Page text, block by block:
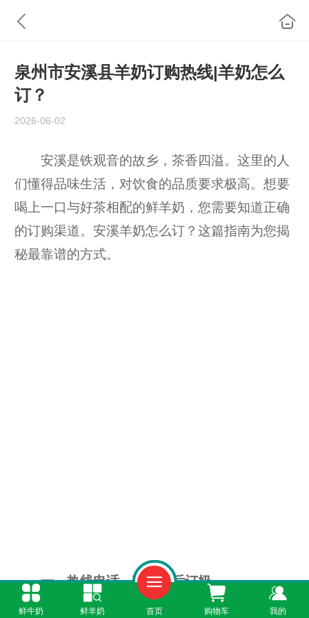
泉州市安溪县羊奶订购热线|羊奶怎么
订？
2026-06-02
安溪是铁观音的故乡，茶香四溢。这里的人
们懂得品味生活，对饮食的品质要求极高。想要
喝上一口与好茶相配的鲜羊奶，您需要知道正确
的订购渠道。安溪羊奶怎么订？这篇指南为您揭
秘最靠谱的方式。
一、热线电话，茶余饭后订奶
鲜牛奶 鲜羊奶 首页 购物车 我的